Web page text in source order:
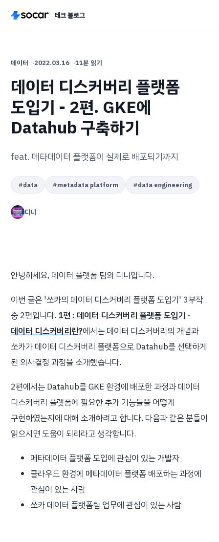
테크 블로그
데이터 2022.03.16 11분 읽기
데이터 디스커버리 플랫폼
도입기 - 2편. GKE에
Datahub 구축하기
feat. 메타데이터 플랫폼이 실제로 배포되기까지
#data #metadata platform #data engineering
디니
안녕하세요, 데이터 플랫폼 팀의 디니입니다.
이번 글은 '쏘카의 데이터 디스커버리 플랫폼 도입기' 3부작
중 2편입니다. 1편 : 데이터 디스커버리 플랫폼 도입기 -
데이터 디스커버리란?에서는 데이터 디스커버리의 개념과
쏘카가 데이터 디스커버리 플랫폼으로 Datahub를 선택하게
된 의사결정 과정을 소개했습니다.
2편에서는 Datahub를 GKE 환경에 배포한 과정과 데이터
디스커버리 플랫폼에 필요한 추가 기능들을 어떻게
구현하였는지에 대해 소개하려고 합니다. 다음과 같은 분들이
읽으시면 도움이 되리라고 생각합니다.
메타데이터 플랫폼 도입에 관심이 있는 개발자
클라우드 환경에 메타데이터 플랫폼 배포하는 과정에
관심이 있는 사람
쏘카 데이터 플랫폼팀 업무에 관심이 있는 사람